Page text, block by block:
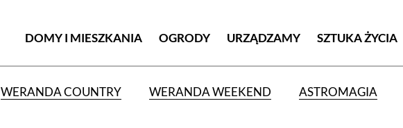
DOMY I MIESZKANIA OGRODY URZĄDZAMY SZTUKA ŻYCIA
WERANDA COUNTRY WERANDA WEEKEND ASTROMAGIA